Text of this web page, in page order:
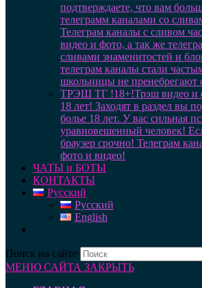
подтверждаете, что вам
телеграмм каналами со
Телеграм каналы с сливом
видео и фото, а так же
сливами знаменитостей и
телеграм каналы стали
школьницы не пренебрегают
ТРЭШ ТГ !18+!Трэш видео и
18 лет! Заходят в раздел вы
болье 18 лет. У вас сильная
уравновешенный человек!
браузер срочно! Телеграм
фото и видео!
ЧАТЫ и БОТЫ
КОНТАКТЫ
Русский
Русский
English
Поиск на сайте
МЕНЮ САЙТА ЗАКРЫТЬ